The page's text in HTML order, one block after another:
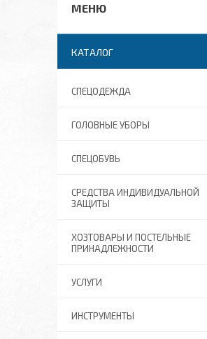
КАТАЛОГ
СПЕЦОДЕЖДА
ГОЛОВНЫЕ УБОРЫ
СПЕЦОБУВЬ
СРЕДСТВА ИНДИВИДУАЛЬНОЙ
ЗАЩИТЫ
ХОЗТОВАРЫ И ПОСТЕЛЬНЫЕ
ПРИНАДЛЕЖНОСТИ
УСЛУГИ
ИНСТРУМЕНТЫ